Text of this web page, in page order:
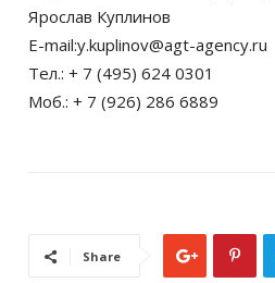
Ярослав Куплинов
E-mail:y.kuplinov@agt-agency.ru
Тел.: + 7 (495) 624 0301
Моб.: + 7 (926) 286 6889
Share